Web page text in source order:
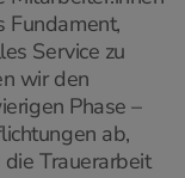
Fundament,
Service zu
wir den
Phase –
ab,
Trauerarbeit